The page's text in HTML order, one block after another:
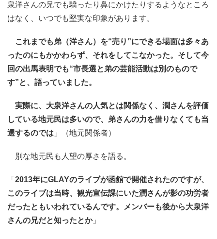
泉洋さんの兄でも驕ったり鼻にかけたりするようなところ
はなく、いつでも堅実な印象があります。
これまでも弟（洋さん）を“売り”にできる場面は多々あ
ったのにもかかわらず、それをしてこなかった。そして今
回の出馬表明でも“市長選と弟の芸能活動は別のもので
す”と、語っていました。
実際に、大泉洋さんの人気とは関係なく、潤さんを評価
している地元民は多いので、弟さんの力を借りなくても当
選するのでは 」（地元関係者）
別な地元民も人望の厚さを語る。
「 2013年にGLAYのライブが函館で開催されたのですが、
このライブは当時、観光宣伝課にいた潤さんが影の功労者
だったともいわれているんです。メンバーも後から大泉洋
さんの兄だと知ったとか」